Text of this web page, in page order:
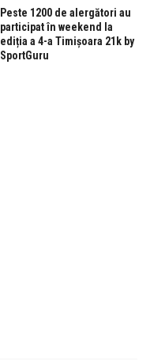
Peste 1200 de alergători au
participat în weekend la
ediția a 4-a Timișoara 21k by
SportGuru